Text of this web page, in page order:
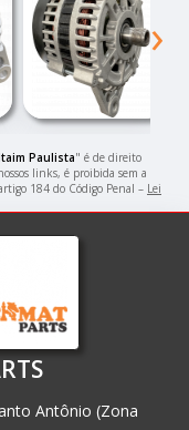
›
Paulista" é de direito
links, é proibida sem a
184 do Código Penal – Lei
Antônio (Zona